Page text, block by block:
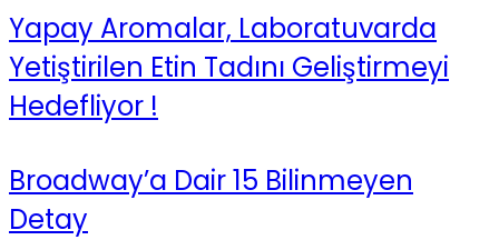
Yapay Aromalar, Laboratuvarda
Yetiştirilen Etin Tadını Geliştirmeyi
Hedefliyor !
Broadway’a Dair 15 Bilinmeyen
Detay